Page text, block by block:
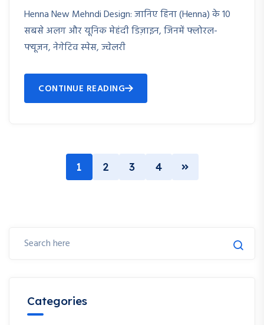
Henna New Mehndi Design: जानिए हिना (Henna) के 10
सबसे अलग और यूनिक मेहंदी डिज़ाइन, जिनमें फ्लोरल-
फ्यूजन, नेगेटिव स्पेस, ज्वेलरी
CONTINUE READING
1 2 3 4
Categories